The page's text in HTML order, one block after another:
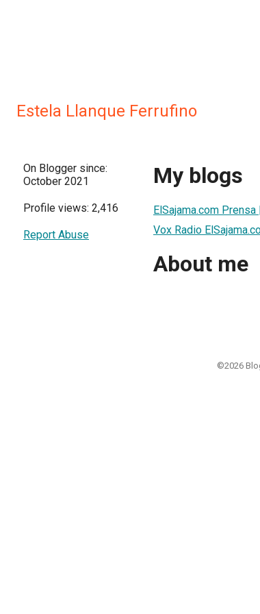
Estela Llanque Ferrufino
On Blogger since:
October 2021
Profile views: 2,416
Report Abuse
My blogs
ElSajama.com
Vox Radio
About me
©2026